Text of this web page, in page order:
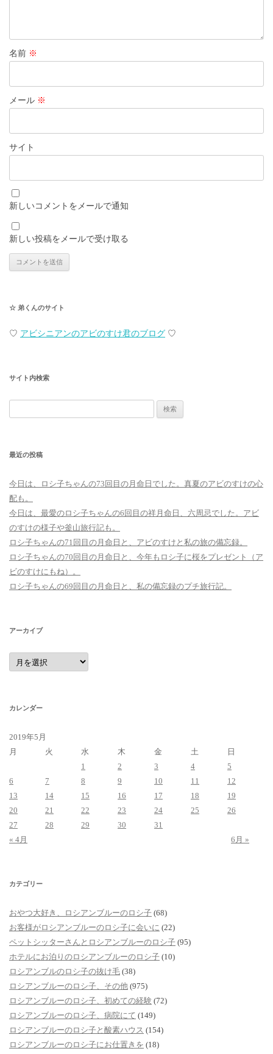
名前 ※
メール ※
サイト
新しいコメントをメールで通知
新しい投稿をメールで受け取る
☆ 弟くんのサイト
♡ アビシニアンのアビのすけ君のブログ ♡
サイト内検索
索:
最近の投稿
今日は、ロシ子ちゃんの73回目の月命日でした。真夏のアビのすけの心
配も。
今日は、最愛のロシ子ちゃんの6回目の祥月命日、六周忌でした。アビ
のすけの様子や釜山旅行記も。
ロシ子ちゃんの71回目の月命日と、アビのすけと私の旅の備忘録。
ロシ子ちゃんの70回目の月命日と、今年もロシ子に桜をプレゼント（ア
ビのすけにもね）。
ロシ子ちゃんの69回目の月命日と、私の備忘録のプチ旅行記。
アーカイブ
ア
ー
カ
カレンダー
2019年5月
月
火 水 木 金 土
日
1
2 3 4
5
6
7 8 9 10 11
12
13
14 15 16 17 18
19
20
21 22 23 24 25
26
27
28 29 30
31
« 4月
6月 »
カテゴリー
おやつ大好き、ロシアンブルーのロシ子 (68)
お客様がロシアンブルーのロシ子に会いに (22)
ペットシッターさんとロシアンブルーのロシ子 (95)
ホテルにお泊りのロシアンブルーのロシ子 (10)
ロシアンブルのロシ子の抜け毛 (38)
ロシアンブルーのロシ子、その他 (975)
ロシアンブルーのロシ子、初めての経験 (72)
ロシアンブルーのロシ子、病院にて (149)
ロシアンブルーのロシ子と酸素ハウス (154)
ロシアンブルーのロシ子にお仕置きを (18)